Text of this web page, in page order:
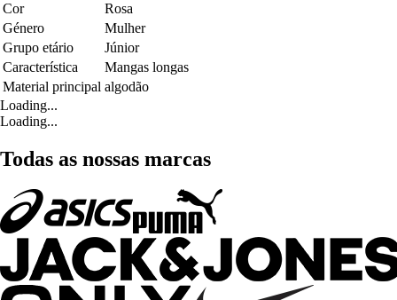
Cor
Rosa
Género
Mulher
Grupo etário
Júnior
Característica
Mangas longas
Material principal algodão
Loading...
Loading...
Todas as nossas marcas